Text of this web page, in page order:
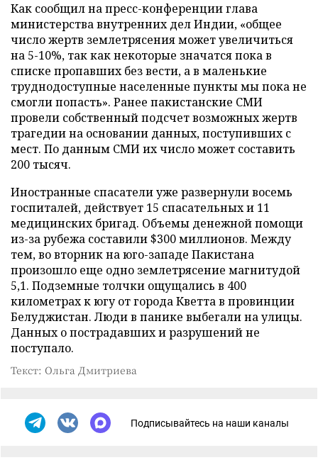
Как сообщил на пресс-конференции глава
министерства внутренних дел Индии, «общее
число жертв землетрясения может увеличиться
на 5-10%, так как некоторые значатся пока в
списке пропавших без вести, а в маленькие
труднодоступные населенные пункты мы пока не
смогли попасть». Ранее пакистанские СМИ
провели собственный подсчет возможных жертв
трагедии на основании данных, поступивших с
мест. По данным СМИ их число может составить
200 тысяч.
Иностранные спасатели уже развернули восемь
госпиталей, действует 15 спасательных и 11
медицинских бригад. Объемы денежной помощи
из-за рубежа составили $300 миллионов. Между
тем, во вторник на юго-западе Пакистана
произошло еще одно землетрясение магнитудой
5,1. Подземные толчки ощущались в 400
километрах к югу от города Кветта в провинции
Белуджистан. Люди в панике выбегали на улицы.
Данных о пострадавших и разрушений не
поступало.
Текст: Ольга Дмитриева
Подписывайтесь на наши каналы